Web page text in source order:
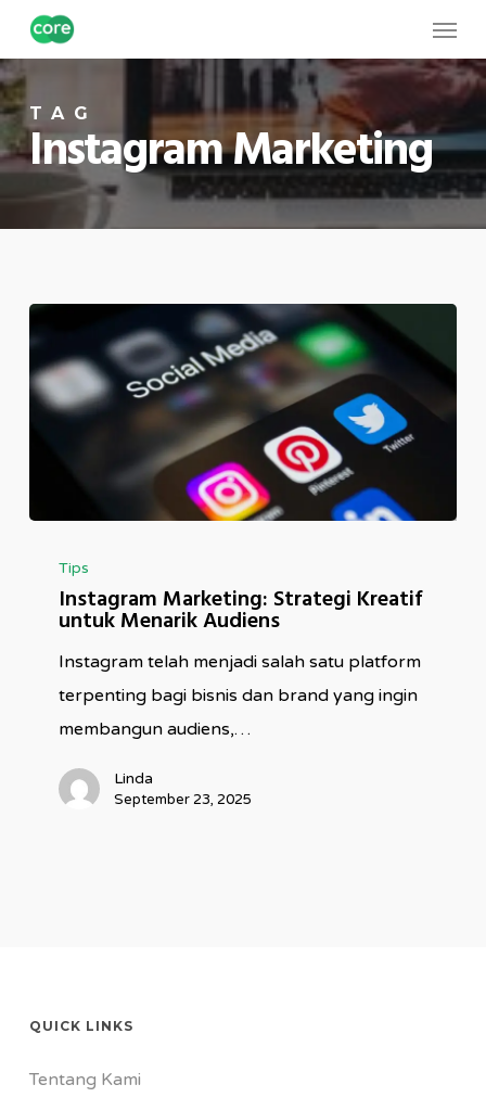
Skip
main
content
Menu
TAG
Instagram Marketing
Marketing:
Strategi
untuk
Menarik
Audiens
Tips
Instagram Marketing: Strategi Kreatif
untuk Menarik Audiens
Instagram telah menjadi salah satu platform
terpenting bagi bisnis dan brand yang ingin
membangun audiens,…
Linda
September 23, 2025
QUICK LINKS
Tentang Kami